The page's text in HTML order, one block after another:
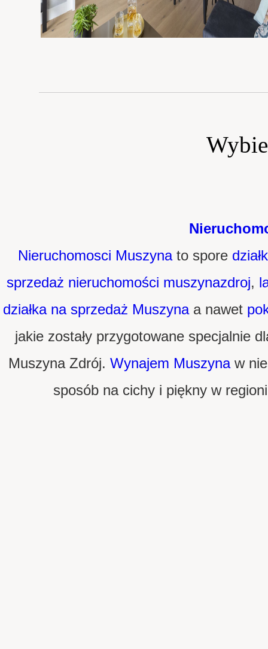
Nieruchomosci Muszynato spore
sprzedaż nieruchomości muszynazdroj,
działka na sprzedaż Muszynaa nawet
jakie zostały przygotowane specjalnie
Muszyna Zdrój. Wynajem Muszynaw
sposób na cichy i piękny w